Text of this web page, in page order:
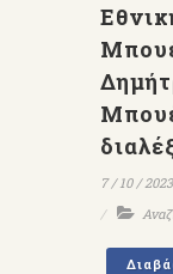
7 / 10 / 2023